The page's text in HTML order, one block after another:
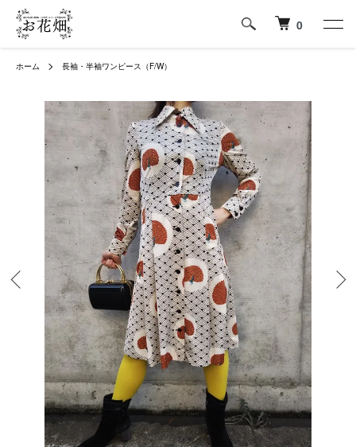
0
ホーム 長袖・半袖ワンピース（F/W）